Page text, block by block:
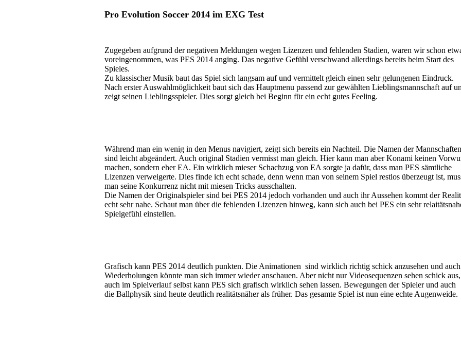
Pro Evolution Soccer 2014 im EXG Test
Zugegeben aufgrund der negativen Meldungen wegen Lizenzen und fehlenden Stadien, waren wir schon
voreingenommen, was PES 2014 anging. Das negative Gefühl verschwand allerdings bereits beim Start des
Spieles.
Zu klassischer Musik baut das Spiel sich langsam auf und vermittelt gleich einen sehr gelungenen Eindruck.
Nach erster Auswahlmöglichkeit baut sich das Hauptmenu passend zur gewählten Lieblingsmannschaft auf
zeigt seinen Lieblingsspieler. Dies sorgt gleich bei Beginn für ein echt gutes Feeling.
Während man ein wenig in den Menus navigiert, zeigt sich bereits ein Nachteil. Die Namen der Mannschaften
sind leicht abgeändert. Auch original Stadien vermisst man gleich. Hier kann man aber Konami keinen
machen, sondern eher EA. Ein wirklich mieser Schachzug von EA sorgte ja dafür, dass man PES sämtliche
Lizenzen verweigerte. Dies finde ich echt schade, denn wenn man von seinem Spiel restlos überzeugt ist,
man seine Konkurrenz nicht mit miesen Tricks ausschalten.
Die Namen der Originalspieler sind bei PES 2014 jedoch vorhanden und auch ihr Aussehen kommt der
echt sehr nahe. Schaut man über die fehlenden Lizenzen hinweg, kann sich auch bei PES ein sehr
Spielgefühl einstellen.
Grafisch kann PES 2014 deutlich punkten. Die Animationen sind wirklich richtig schick anzusehen und auch
Wiederholungen könnte man sich immer wieder anschauen. Aber nicht nur Videosequenzen sehen schick aus,
auch im Spielverlauf selbst kann PES sich grafisch wirklich sehen lassen. Bewegungen der Spieler und auch
die Ballphysik sind heute deutlich realitätsnäher als früher. Das gesamte Spiel ist nun eine echte Augenweide.